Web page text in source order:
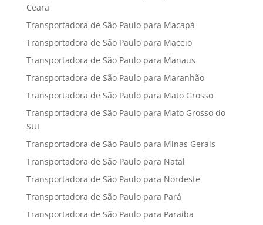
Ceara
Transportadora de São Paulo para Macapá
Transportadora de São Paulo para Maceio
Transportadora de São Paulo para Manaus
Transportadora de São Paulo para Maranhão
Transportadora de São Paulo para Mato Grosso
Transportadora de São Paulo para Mato Grosso do
SUL
Transportadora de São Paulo para Minas Gerais
Transportadora de São Paulo para Natal
Transportadora de São Paulo para Nordeste
Transportadora de São Paulo para Pará
Transportadora de São Paulo para Paraiba